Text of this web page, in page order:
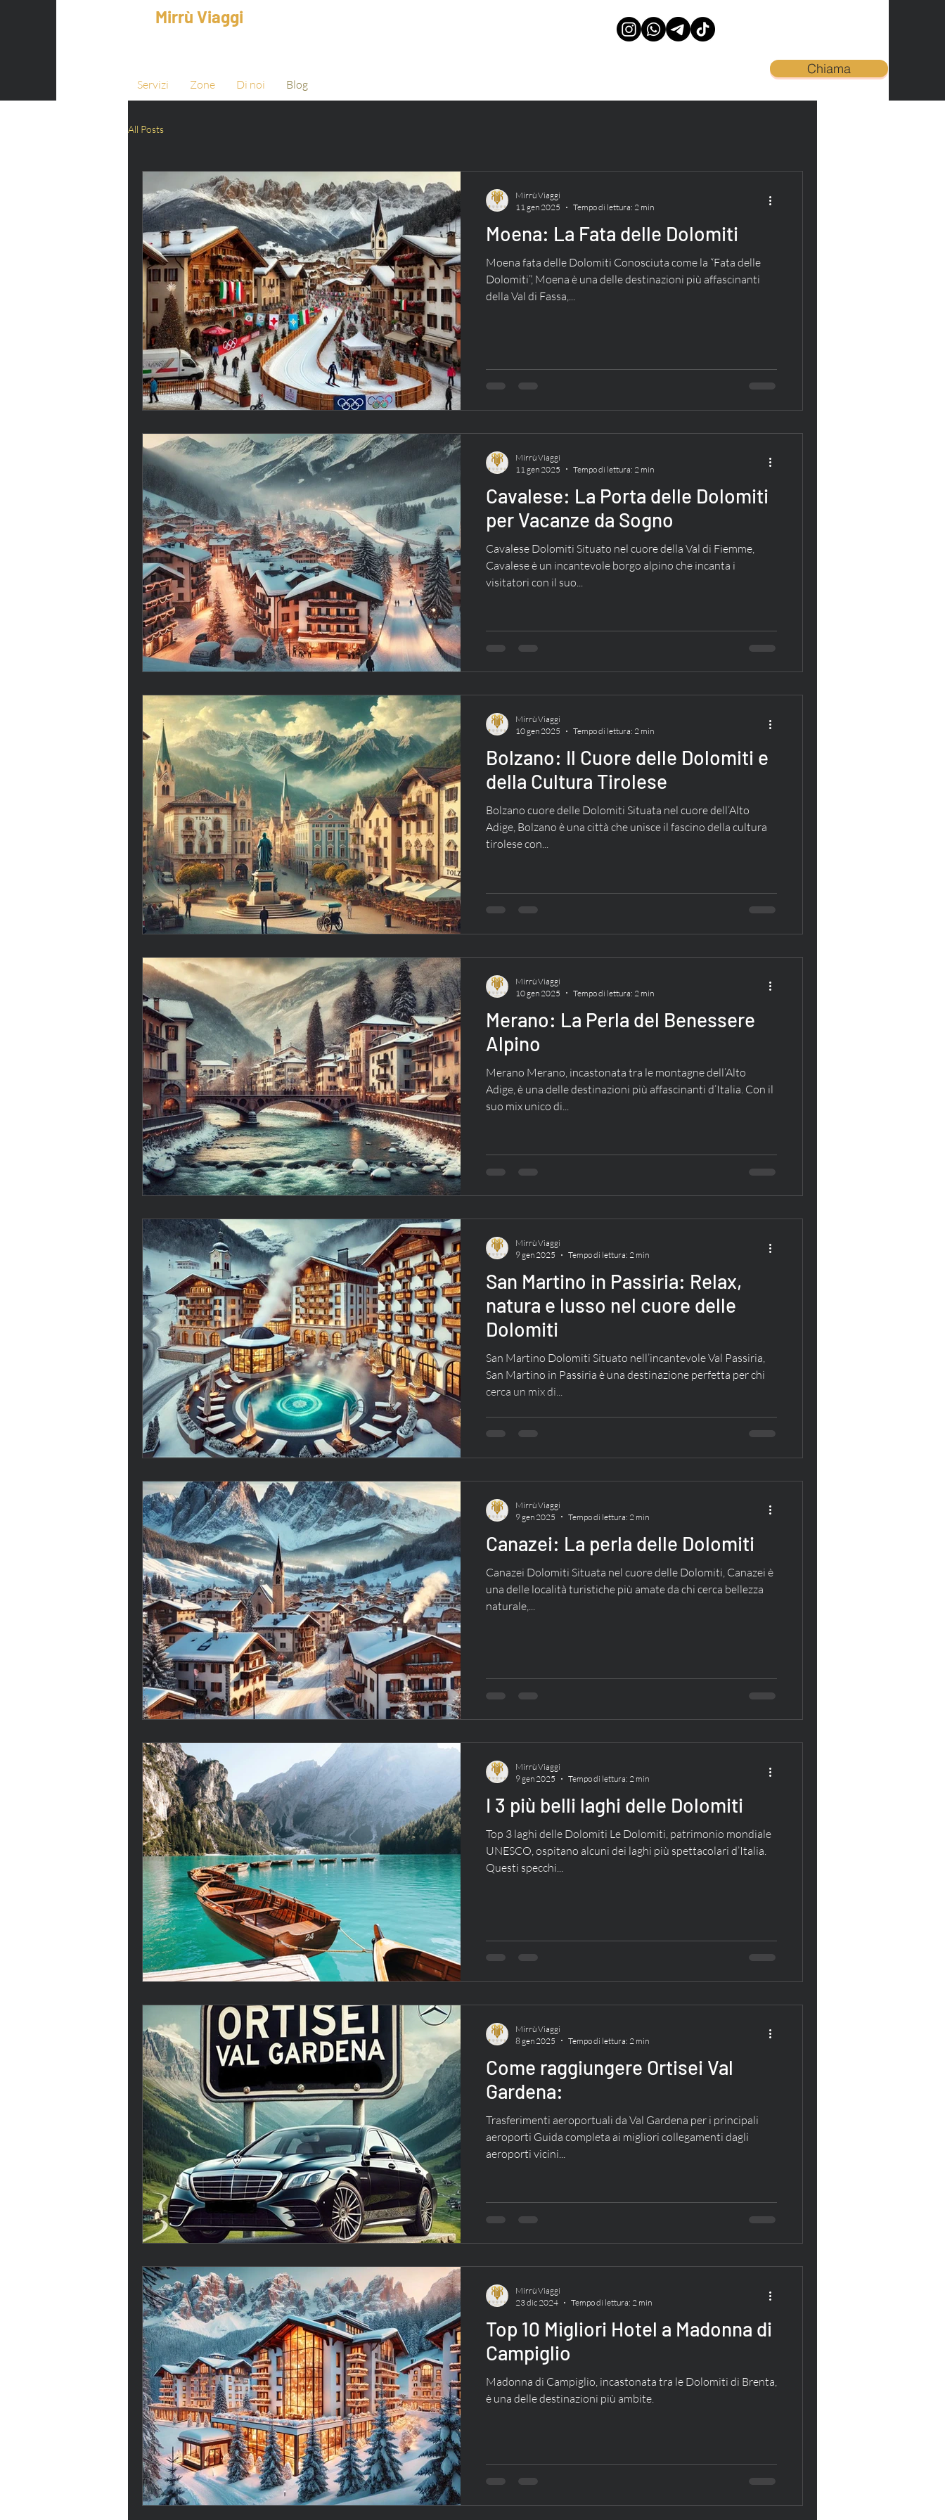
Mirrù Viaggi
Servizi Zone Di noi Blog
Chiama
All Posts
Moena: La Fata delle Dolomiti
Moena fata delle Dolomiti Conosciuta come la “Fata delle
Dolomiti”, Moena è una delle destinazioni più affascinanti
della Val di Fassa,...
Mirrù Viaggi
11 gen 2025
Tempo di lettura: 2 min
Cavalese: La Porta delle Dolomiti
per Vacanze da Sogno
Cavalese Dolomiti Situato nel cuore della Val di Fiemme,
Cavalese è un incantevole borgo alpino che incanta i
visitatori con il suo...
Mirrù Viaggi
11 gen 2025
Tempo di lettura: 2 min
Bolzano: Il Cuore delle Dolomiti e
della Cultura Tirolese
Bolzano cuore delle Dolomiti Situata nel cuore dell’Alto
Adige, Bolzano è una città che unisce il fascino della cultura
tirolese con...
Mirrù Viaggi
10 gen 2025
Tempo di lettura: 2 min
Merano: La Perla del Benessere
Alpino
Merano Merano, incastonata tra le montagne dell’Alto
Adige, è una delle destinazioni più affascinanti d’Italia. Con il
suo mix unico di...
Mirrù Viaggi
10 gen 2025
Tempo di lettura: 2 min
San Martino in Passiria: Relax,
natura e lusso nel cuore delle
Dolomiti
San Martino Dolomiti Situato nell’incantevole Val Passiria,
San Martino in Passiria è una destinazione perfetta per chi
cerca un mix di...
Mirrù Viaggi
9 gen 2025
Tempo di lettura: 2 min
Canazei: La perla delle Dolomiti
Canazei Dolomiti Situata nel cuore delle Dolomiti, Canazei è
una delle località turistiche più amate da chi cerca bellezza
naturale,...
Mirrù Viaggi
9 gen 2025
Tempo di lettura: 2 min
I 3 più belli laghi delle Dolomiti
Top 3 laghi delle Dolomiti Le Dolomiti, patrimonio mondiale
UNESCO, ospitano alcuni dei laghi più spettacolari d’Italia.
Questi specchi...
Mirrù Viaggi
9 gen 2025
Tempo di lettura: 2 min
Come raggiungere Ortisei Val
Gardena:
Trasferimenti aeroportuali da Val Gardena per i principali
aeroporti Guida completa ai migliori collegamenti dagli
aeroporti vicini...
Mirrù Viaggi
8 gen 2025
Tempo di lettura: 2 min
Top 10 Migliori Hotel a Madonna di
Campiglio
Madonna di Campiglio, incastonata tra le Dolomiti di Brenta,
è una delle destinazioni più ambite.
Mirrù Viaggi
23 dic 2024
Tempo di lettura: 2 min